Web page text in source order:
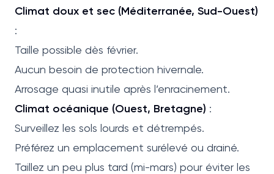
Climat doux et sec (Méditerranée, Sud-Ouest)
:
Taille possible dès février.
Aucun besoin de protection hivernale.
Arrosage quasi inutile après l’enracinement.
Climat océanique (Ouest, Bretagne) :
Surveillez les sols lourds et détrempés.
Préférez un emplacement surélevé ou drainé.
Taillez un peu plus tard (mi-mars) pour éviter les